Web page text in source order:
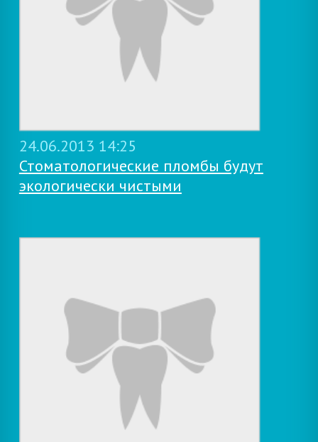
24.06.2013 14:25
Стоматологические пломбы будут
экологически чистыми